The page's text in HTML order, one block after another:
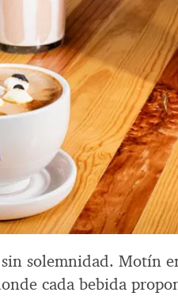
solemnidad. Motín
cada bebida